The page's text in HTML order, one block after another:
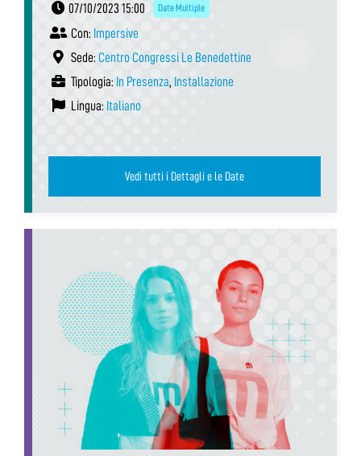
07/10/2023 15:00
Date Multiple
Con: Impersive
Sede: Centro Congressi Le Benedettine
Tipologia: In Presenza, Installazione
Lingua: Italiano
Vedi tutti i Dettagli e le Date